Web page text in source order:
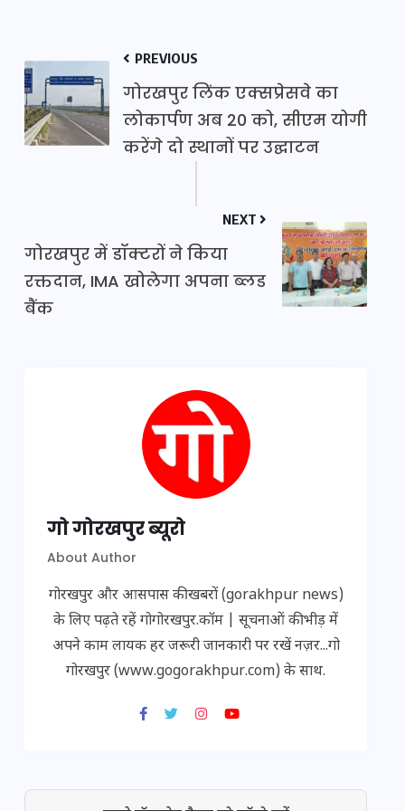
PREVIOUS
गोरखपुर लिंक एक्सप्रेसवे का
लोकार्पण अब 20 को, सीएम योगी
करेंगे दो स्थानों पर उद्घाटन
NEXT
गोरखपुर में डॉक्टरों ने किया
रक्तदान, IMA खोलेगा अपना ब्लड
बैंक
गो गोरखपुर ब्यूरो
About Author
गोरखपुर और आसपास की खबरों (gorakhpur news)
के लिए पढ़ते रहें गोगोरखपुर.कॉम | सूचनाओं की भीड़ में
अपने काम लायक हर जरूरी जानकारी पर रखें नज़र...गो
गोरखपुर (www.gogorakhpur.com) के साथ.